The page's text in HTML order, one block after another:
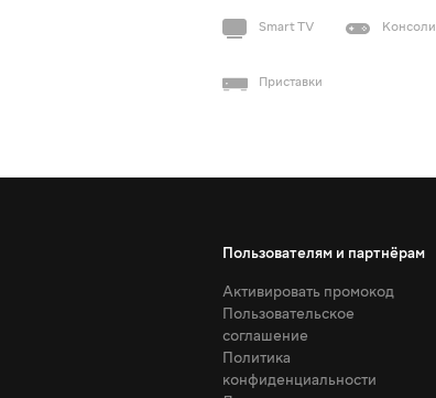
Smart TV Консоли
Приставки
Пользователям и партнёрам
Активировать промокод
Пользовательское
соглашение
Политика
конфиденциальности